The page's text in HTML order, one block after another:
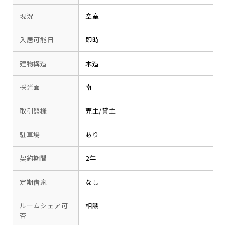
現況 空室
入居可能日 即時
建物構造 木造
採光面 南
取引態様 売主/貸主
駐車場 あり
契約期間 2年
定期借家 なし
ルームシェア可
否
相談